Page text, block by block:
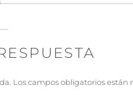
Los campos obligatorios están